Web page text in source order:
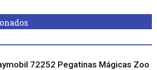
72252 Pegatinas Mágicas Zoo